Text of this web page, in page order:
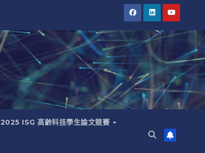
2025 ISG 高齡科技學生論文競賽